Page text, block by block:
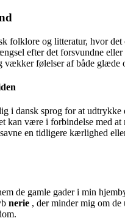
folklore og litteratur, hvor
efter det forsvundne eller
vækker følelser af både glæde
i dansk sprog for at udtrykke
kan være i forbindelse med at
en tidligere kærlighed
de gamle gader i min
nerie , der minder mig om de